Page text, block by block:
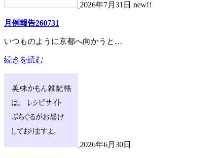
2026年7月31日 new!!
月例報告260731
いつものように京都へ向かうと…
続きを読む
2026年6月30日